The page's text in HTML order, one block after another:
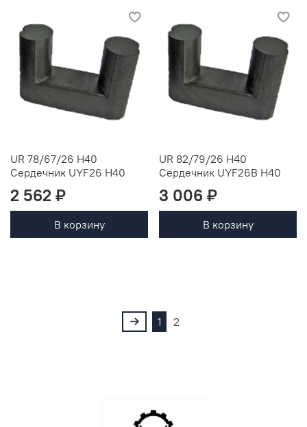
UR 78/67/26 H40
Сердечник UYF26 H40
2 562 ₽
В корзину
UR 82/79/26 H40
Сердечник UYF26B H40
3 006 ₽
В корзину
1 2